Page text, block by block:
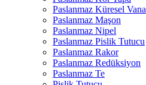
Paslanmaz Küresel Vana
Paslanmaz Maşon
Paslanmaz Nipel
Paslanmaz Pislik Tutucu
Paslanmaz Rakor
Paslanmaz Redüksiyon
Paslanmaz Te